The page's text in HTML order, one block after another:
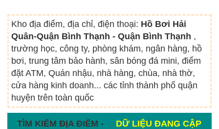
Kho địa điểm, địa chỉ, điện thoại: Hồ Bơi Hải
Quân-Quận Bình Thạnh - Quận Bình Thạnh ,
trường học, công ty, phòng khám, ngân hàng, hồ
bơi, trung tâm bảo hành, sân bóng đá mini, điểm
đặt ATM, Quán nhậu, nhà hàng, chùa, nhà thờ,
cửa hàng kinh doanh... các tỉnh thành phố quận
huyện trên toàn quốc
TÌM KIẾM ĐỊA ĐIỂM -
DỮ LIỆU ĐANG CẬP